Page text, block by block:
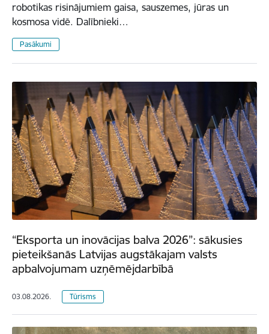
robotikas risinājumiem gaisa, sauszemes, jūras un
kosmosa vidē. Dalībnieki…
Pasākumi
“Eksporta un inovācijas balva 2026”: sākusies
pieteikšanās Latvijas augstākajam valsts
apbalvojumam uzņēmējdarbībā
03.08.2026. Tūrisms